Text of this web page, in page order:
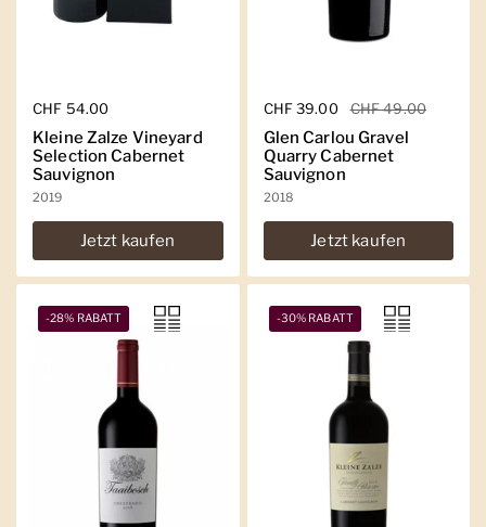
Regulärer Preis
CHF 54.00
Kleine Zalze Vineyard
Selection Cabernet
Sauvignon
2019
Jetzt kaufen
Regulärer Preis
CHF 39.00 Sale-Preis
CHF 49.00
Glen Carlou Gravel
Quarry Cabernet
Sauvignon
2018
Jetzt kaufen
-28% RABATT -30% RABATT